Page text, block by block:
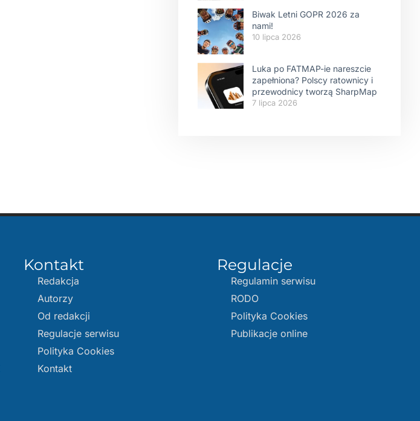
Biwak Letni GOPR 2026 za
nami!
10 lipca 2026
Luka po FATMAP-ie nareszcie
zapełniona? Polscy ratownicy i
przewodnicy tworzą SharpMap
7 lipca 2026
Kontakt
Redakcja
Autorzy
Od redakcji
Regulacje serwisu
Polityka Cookies
Kontakt
Regulacje
Regulamin serwisu
RODO
Polityka Cookies
Publikacje online